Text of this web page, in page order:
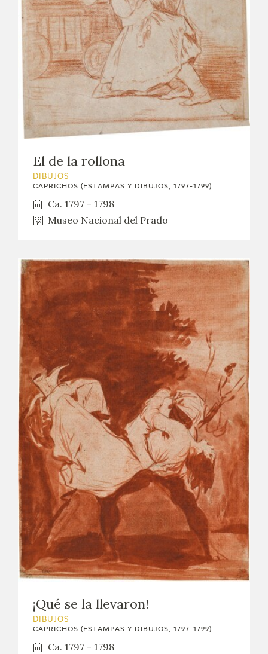
El de la rollona
DIBUJOS
CAPRICHOS (ESTAMPAS Y DIBUJOS, 1797-1799)
Ca. 1797 - 1798
Museo Nacional del Prado
¡Qué se la llevaron!
DIBUJOS
CAPRICHOS (ESTAMPAS Y DIBUJOS, 1797-1799)
Ca. 1797 - 1798